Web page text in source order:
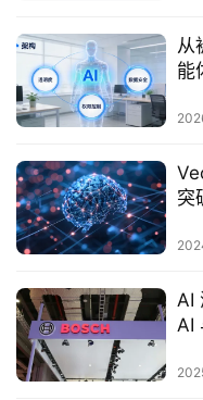
从
能
突
AI
AI